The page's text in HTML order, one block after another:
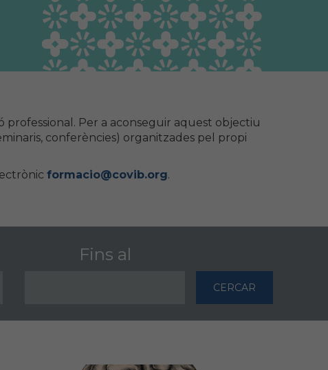
Salut animal i salut
pública
professional. Per a aconseguir aquest objectiu
conferències) organitzades pel propi
formacio@covib.org.
Fins al
CERCAR